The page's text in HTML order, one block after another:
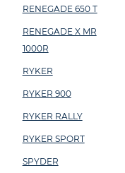
RENEGADE 650 T
RENEGADE X MR
1000R
RYKER
RYKER 900
RYKER RALLY
RYKER SPORT
SPYDER